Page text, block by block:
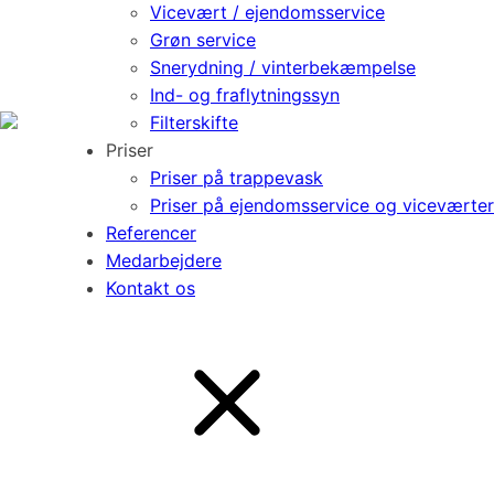
Vicevært / ejendomsservice
Grøn service
Snerydning / vinterbekæmpelse
Ind- og fraflytningssyn
Filterskifte
Priser
Priser på trappevask
Priser på ejendomsservice og viceværter
Referencer
Medarbejdere
Kontakt os